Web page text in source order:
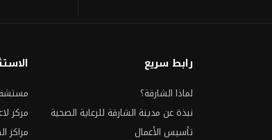
رابط سريع
لماذا الشارقة؟
نبذة عن مدينة الشارقة للرعاية الصحية
تأسيس الأعمال
مركز
مراكز